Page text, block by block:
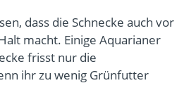
dass die Schnecke auch vor
macht. Einige Aquarianer
frisst nur die
ihr zu wenig Grünfutter